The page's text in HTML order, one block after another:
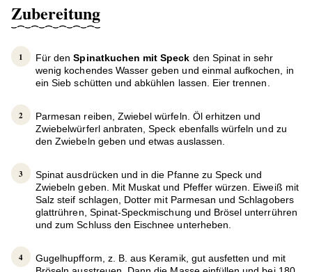
Zubereitung
Für denSpinatkuchen mit Speck den Spinat in sehr
wenig kochendes Wasser geben und einmal aufkochen, in
ein Sieb schütten und abkühlen lassen. Eier trennen.
Parmesan reiben, Zwiebel würfeln. Öl erhitzen und
Zwiebelwürferl anbraten, Speck ebenfalls würfeln und zu
den Zwiebeln geben und etwas auslassen.
Spinat ausdrücken und in die Pfanne zu Speck und
Zwiebeln geben. Mit Muskat und Pfeffer würzen. Eiweiß mit
Salz steif schlagen, Dotter mit Parmesan und Schlagobers
glattrühren, Spinat-Speckmischung und Brösel unterrühren
und zum Schluss den Eischnee unterheben.
Gugelhupfform, z. B. aus Keramik, gut ausfetten und mit